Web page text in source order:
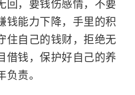
回，要钱伤感情，不要
钱能力下降，手里的积
住自己的钱财，拒绝无
借钱，保护好自己的养
责。